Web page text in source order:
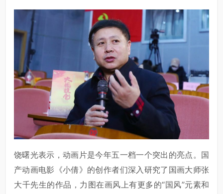
饶曙光表示，动画片是今年五一档一个突出的亮点。国
产动画电影《小倩》的创作者们深入研究了国画大师张
大千先生的作品，力图在画风上有更多的“国风”元素和